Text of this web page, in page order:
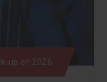
up en 2026